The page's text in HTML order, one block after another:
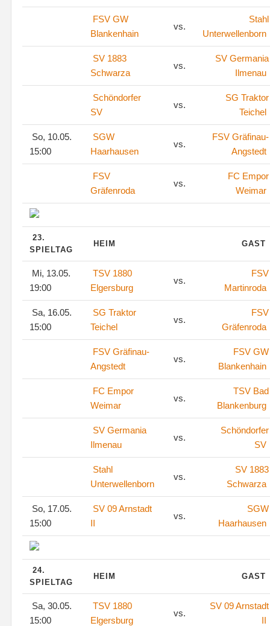
FSV GW
Blankenhain
vs.
Stahl
Unterwellenborn
SV 1883
Schwarza
vs.
SV Germania
Ilmenau
Schöndorfer
SV
vs.
SG Traktor
Teichel
So, 10.05.
15:00
SGW
Haarhausen
vs.
FSV Gräfinau-
Angstedt
FSV
Gräfenroda
vs.
FC Empor
Weimar
23.
SPIELTAG
HEIM GAST
Mi, 13.05.
19:00
TSV 1880
Elgersburg
vs.
FSV
Martinroda
Sa, 16.05.
15:00
SG Traktor
Teichel
vs.
FSV
Gräfenroda
FSV Gräfinau-
Angstedt
vs.
FSV GW
Blankenhain
FC Empor
Weimar
vs.
TSV Bad
Blankenburg
SV Germania
Ilmenau
vs.
Schöndorfer
SV
Stahl
Unterwellenborn
vs.
SV 1883
Schwarza
So, 17.05.
15:00
SV 09 Arnstadt
II
vs.
SGW
Haarhausen
24.
SPIELTAG
HEIM GAST
Sa, 30.05.
15:00
TSV 1880
Elgersburg
vs.
SV 09 Arnstadt
II